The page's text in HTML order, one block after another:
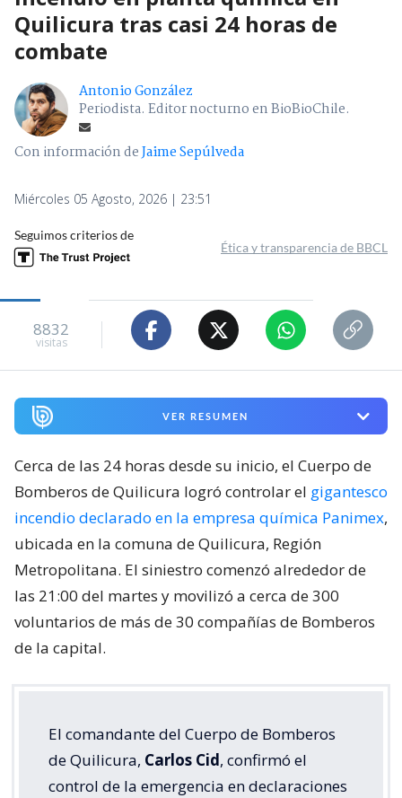
Quilicura tras casi 24 horas de
combate
Antonio González
Periodista. Editor nocturno en BioBioChile.
Con información deJaime Sepúlveda
Miércoles 05 Agosto, 2026 | 23:51
Seguimos criterios de
Ética y transparencia de BBCL
8832
visitas
VER RESUMEN
Cerca de las 24 horas desde su inicio, el Cuerpo de
Bomberos de Quilicura logró controlar el gigantesco
incendio declarado en la empresa química Panimex,
ubicada en la comuna de Quilicura, Región
Metropolitana. El siniestro comenzó alrededor de
las 21:00 del martes y movilizó a cerca de 300
voluntarios de más de 30 compañías de Bomberos
de la capital.
El comandante del Cuerpo de Bomberos
de Quilicura, Carlos Cid, confirmó el
control de la emergencia en declaraciones